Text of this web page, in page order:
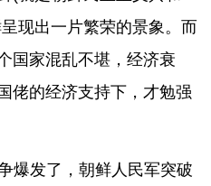
现出一片繁荣的景象。而
国家混乱不堪，经济衰
佬的经济支持下，才勉强
爆发了，朝鲜人民军突破